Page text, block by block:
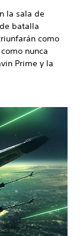
la sala de
batalla
como
nunca
Prime y la